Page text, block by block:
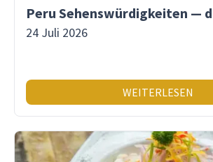
24 Juli 2026
WEITERLESEN